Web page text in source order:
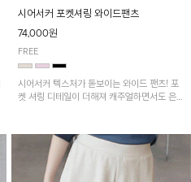
시어서커 포켓셔링 와이드팬츠
74,000원
FREE
시어서커 텍스처가 돋보이는 와이드 팬츠! 포
켓 셔링 디테일이 더해져 캐주얼하면서도 은은
다. 가볍고 쾌적한 착용감으로 여름철 데일리
아이템으로 활용하기 좋아요~